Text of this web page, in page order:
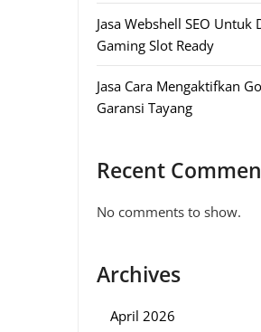
Jasa Webshell SEO
Gaming Slot Ready
Jasa Cara Mengaktifkan
Garansi Tayang
Recent
No comments to show.
Archives
April 2026